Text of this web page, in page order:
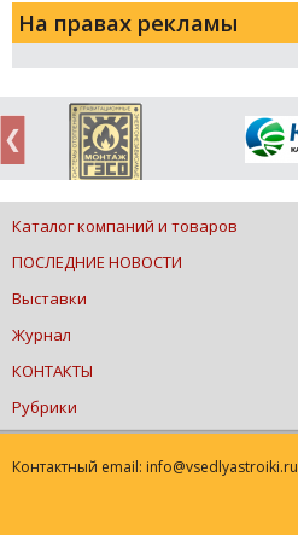
На правах рекламы
Каталог компаний и товаров
ПОСЛЕДНИЕ НОВОСТИ
Выставки
Журнал
КОНТАКТЫ
Рубрики
Контактный email: info@vsedlyastroiki.ru